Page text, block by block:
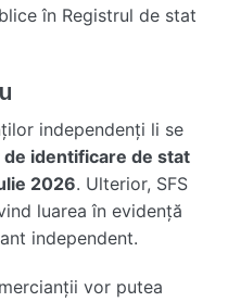
în Registrul de stat
independenți li se
de identificare de stat
2026. Ulterior, SFS
luarea în evidență
independent.
vor putea